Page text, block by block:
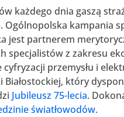
każdego dnia gaszą
kampania
jest partnerem
specjalistów z zakresu
przemysłu i
Białostockiej, który
Jubileusz 75-lecia.
światłowodów.